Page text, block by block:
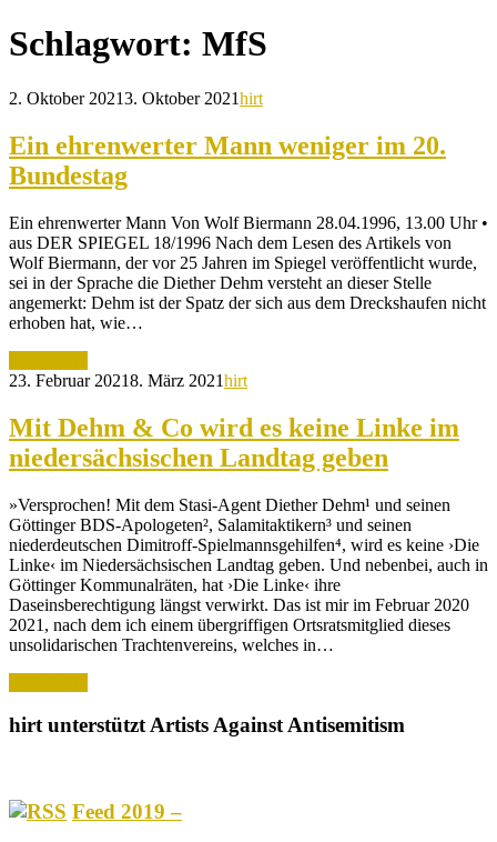
Schlagwort: MfS
2. Oktober 20213. Oktober 2021hirt
Ein ehrenwerter Mann weniger im 20.
Bundestag
Ein ehrenwerter Mann Von Wolf Biermann 28.04.1996, 13.00 Uhr •
aus DER SPIEGEL 18/1996 Nach dem Lesen des Artikels von
Wolf Biermann, der vor 25 Jahren im Spiegel veröffentlicht wurde,
sei in der Sprache die Diether Dehm versteht an dieser Stelle
angemerkt: Dehm ist der Spatz der sich aus dem Dreckshaufen nicht
erhoben hat, wie…
23. Februar 20218. März 2021hirt
Mit Dehm & Co wird es keine Linke im
niedersächsischen Landtag geben
»Versprochen! Mit dem Stasi-Agent Diether Dehm¹ und seinen
Göttinger BDS-Apologeten², Salamitaktikern³ und seinen
niederdeutschen Dimitroff-Spielmannsgehilfen⁴, wird es keine ›Die
Linke‹ im Niedersächsischen Landtag geben. Und nebenbei, auch in
Göttinger Kommunalräten, hat ›Die Linke‹ ihre
Daseinsberechtigung längst verwirkt. Das ist mir im Februar 2020
2021, nach dem ich einem übergriffigen Ortsratsmitglied dieses
unsolidarischen Trachtenvereins, welches in…
hirt unterstützt Artists Against Antisemitism
Feed 2019 –